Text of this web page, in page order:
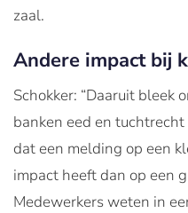
zaal.
Andere impact bij
Schokker: “Daaruit bleek
banken eed en
dat een melding op een
impact heeft dan op een
Medewerkers weten in